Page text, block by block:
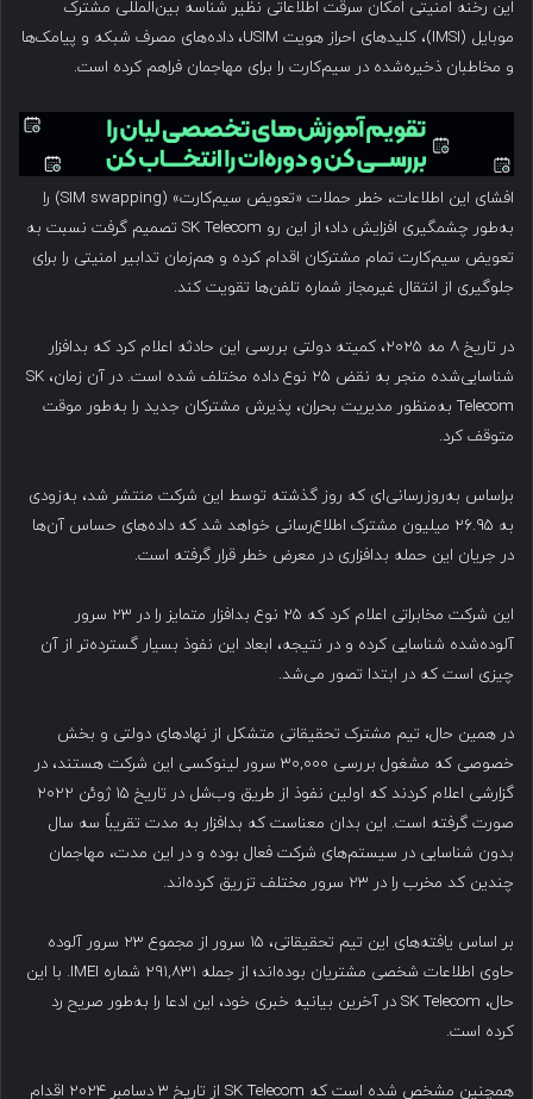
این رخنه امنیتی امکان سرقت اطلاعاتی نظیر شناسه بین‌المللی مشترک
موبایل (IMSI)، کلیدهای احراز هویت USIM، داده‌های مصرف شبکه و پیامک‌ها
و مخاطبان ذخیره‌شده در سیم‌کارت را برای مهاجمان فراهم کرده است.
افشای این اطلاعات، خطر حملات «تعویض سیم‌کارت» (SIM swapping) را
به‌طور چشمگیری افزایش داد؛ از این رو SK Telecom تصمیم گرفت نسبت به
تعویض سیم‌کارت تمام مشترکان اقدام کرده و هم‌زمان تدابیر امنیتی را برای
جلوگیری از انتقال غیرمجاز شماره تلفن‌ها تقویت کند.
در تاریخ ۸ مه ۲۰۲۵، کمیته دولتی بررسی این حادثه اعلام کرد که بدافزار
شناسایی‌شده منجر به نقض ۲۵ نوع داده مختلف شده است. در آن زمان، SK
Telecom به‌منظور مدیریت بحران، پذیرش مشترکان جدید را به‌طور موقت
متوقف کرد.
براساس به‌روزرسانی‌ای که روز گذشته توسط این شرکت منتشر شد، به‌زودی
به ۲۶.۹۵ میلیون مشترک اطلاع‌رسانی خواهد شد که داده‌های حساس آن‌ها
در جریان این حمله بدافزاری در معرض خطر قرار گرفته است.
این شرکت مخابراتی اعلام کرد که ۲۵ نوع بدافزار متمایز را در ۲۳ سرور
آلوده‌شده شناسایی کرده و در نتیجه، ابعاد این نفوذ بسیار گسترده‌تر از آن
چیزی است که در ابتدا تصور می‌شد.
در همین حال، تیم مشترک تحقیقاتی متشکل از نهادهای دولتی و بخش
خصوصی که مشغول بررسی ۳۰,۰۰۰ سرور لینوکسی این شرکت هستند، در
گزارشی اعلام کردند که اولین نفوذ از طریق وب‌شل در تاریخ ۱۵ ژوئن ۲۰۲۲
صورت گرفته است. این بدان معناست که بدافزار به مدت تقریباً سه سال
بدون شناسایی در سیستم‌های شرکت فعال بوده و در این مدت، مهاجمان
چندین کد مخرب را در ۲۳ سرور مختلف تزریق کرده‌اند.
بر اساس یافته‌های این تیم تحقیقاتی، ۱۵ سرور از مجموع ۲۳ سرور آلوده
حاوی اطلاعات شخصی مشتریان بوده‌اند؛ از جمله ۲۹۱,۸۳۱ شماره IMEI. با این
حال، SK Telecom در آخرین بیانیه خبری خود، این ادعا را به‌طور صریح رد
کرده است.
همچنین مشخص شده است که SK Telecom از تاریخ ۳ دسامبر ۲۰۲۴ اقدام